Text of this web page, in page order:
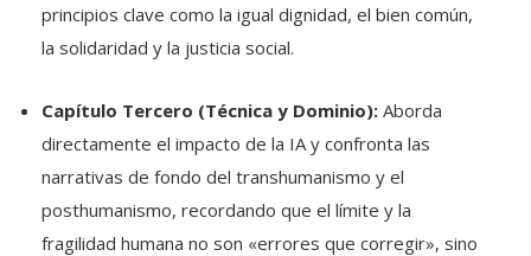
principios clave como la igual dignidad, el bien común,
la solidaridad y la justicia social.
Capítulo Tercero (Técnica y Dominio): Aborda
directamente el impacto de la IA y confronta las
narrativas de fondo del transhumanismo y el
posthumanismo, recordando que el límite y la
fragilidad humana no son «errores que corregir», sino